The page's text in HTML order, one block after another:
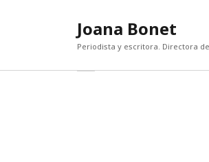
Joana Bonet
Periodista y escritora. Directora